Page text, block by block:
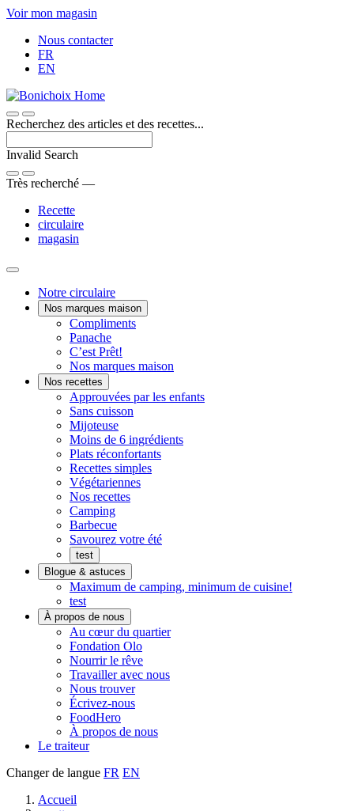
Passer
contenu
Voir mon magasin
Nous contacter
FR
EN
Recherchez des articles et des recettes...
Invalid Search
Submit
Très recherché —
Recette
circulaire
magasin
Main
Menu
Notre circulaire
Nos marques maison
ComplimentsUne
qui
maison
PanacheVoici
Panache
C’est Prêt!
Pratique.
à
manger
Nos marques maison
Nos recettes
Approuvées par les enfants
Sans cuisson
Mijoteuse
Moins de 6 ingrédients
Plats réconfortants
Recettes simples
Végétariennes
Nos recettes
Camping
Barbecue
Savourez votre été
test
Blogue & astuces
Maximum de camping, minimum de cuisine!
test
À propos de nous
Au cœur du quartierOn
Fondation Olo
Nourrir le rêve
Travailler avec nous
Nous trouver
Écrivez-nous
FoodHero
À propos de nous
Le traiteur
Changer de langue FR EN
Accueil